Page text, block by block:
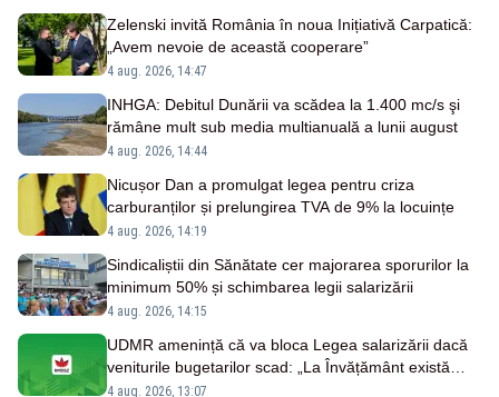
Zelenski invită România în noua Inițiativă Carpatică:
„Avem nevoie de această cooperare”
4 aug. 2026, 14:47
INHGA: Debitul Dunării va scădea la 1.400 mc/s şi
rămâne mult sub media multianuală a lunii august
4 aug. 2026, 14:44
Nicușor Dan a promulgat legea pentru criza
carburanților și prelungirea TVA de 9% la locuințe
4 aug. 2026, 14:19
Sindicaliștii din Sănătate cer majorarea sporurilor la
minimum 50% și schimbarea legii salarizării
4 aug. 2026, 14:15
UDMR amenință că va bloca Legea salarizării dacă
veniturile bugetarilor scad: „La Învățământ există
acest risc”
4 aug. 2026, 13:07